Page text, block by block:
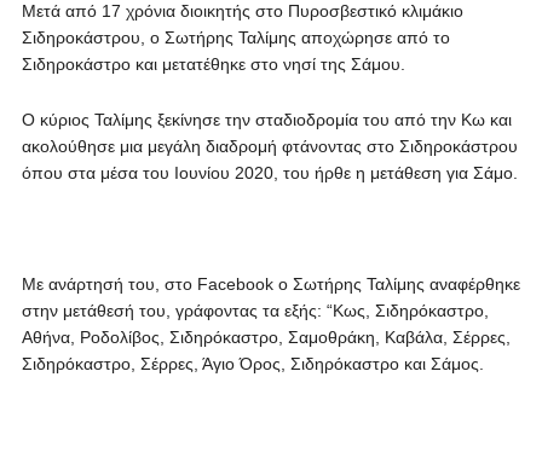
Μετά από 17 χρόνια διοικητής στο Πυροσβεστικό κλιμάκιο
Σιδηροκάστρου, ο Σωτήρης Ταλίμης αποχώρησε από το
Σιδηροκάστρο και μετατέθηκε στο νησί της Σάμου.
Ο κύριος Ταλίμης ξεκίνησε την σταδιοδρομία του από την Κω και
ακολούθησε μια μεγάλη διαδρομή φτάνοντας στο Σιδηροκάστρου
όπου στα μέσα του Ιουνίου 2020, του ήρθε η μετάθεση για Σάμο.
Με ανάρτησή του, στο Facebook ο Σωτήρης Ταλίμης αναφέρθηκε
στην μετάθεσή του, γράφοντας τα εξής: “Κως, Σιδηρόκαστρο,
Αθήνα, Ροδολίβος, Σιδηρόκαστρο, Σαμοθράκη, Καβάλα, Σέρρες,
Σιδηρόκαστρο, Σέρρες, Άγιο Όρος, Σιδηρόκαστρο και Σάμος.